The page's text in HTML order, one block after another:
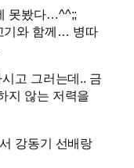
못봤다…^^;;
기와 함께… 병따
고 그러는데.. 금
지 않는 저력을
강동기 선배랑